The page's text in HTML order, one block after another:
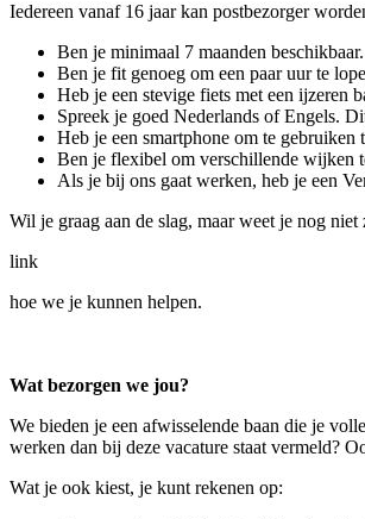
Iedereen vanaf 16 jaar kan postbezorger
Ben je minimaal 7 maanden beschikbaar.
Ben je fit genoeg om een paar uur te
Heb je een stevige fiets met een ijzeren
Spreek je goed Nederlands of Engels.
Heb je een smartphone om te gebruiken
Ben je flexibel om verschillende wijken
Als je bij ons gaat werken, heb je een
Wil je graag aan de slag, maar weet je nog
link
hoe we je kunnen helpen.
Wat bezorgen we jou?
We bieden je een afwisselende baan die je
werken dan bij deze vacature staat vermeld?
Wat je ook kiest, je kunt rekenen op: